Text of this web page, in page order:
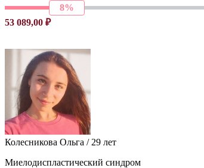
8%
53 089,00 ₽
Колесникова Ольга / 29 лет
Миелодиспластический синдром